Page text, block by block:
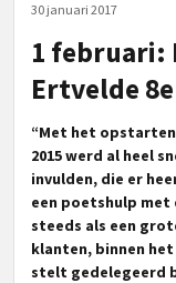
30 januari 2017
1 februari:
Ertvelde
“Met het
2015 werd al heel
invulden, die er
een poetshulp
steeds als een
klanten, binnen
stelt gedelegeerd